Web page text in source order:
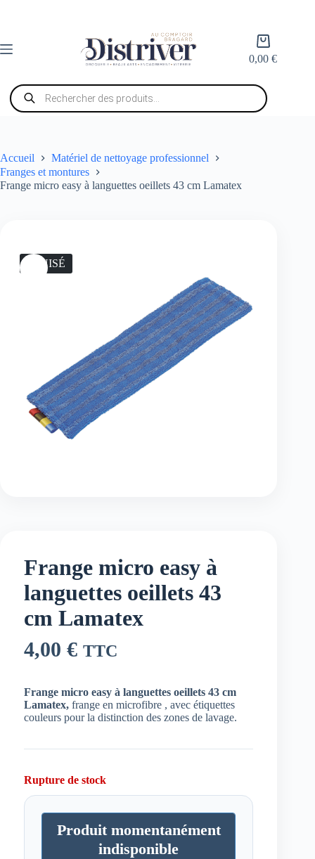
Panier
d’achat
0,00€
Recherche
de
produits
Accueil
Matériel de nettoyage professionnel
Franges et montures
Frange micro easy à languettes oeillets 43 cm Lamatex
ÉPUISÉ
Frange micro easy à
languettes oeillets 43
cm Lamatex
4,00 € TTC
Frange micro easy à languettes oeillets 43 cm
Lamatex, frange en microfibre , avec étiquettes
couleurs pour la distinction des zones de lavage.
Rupture de stock
Produit momentanément
indisponible